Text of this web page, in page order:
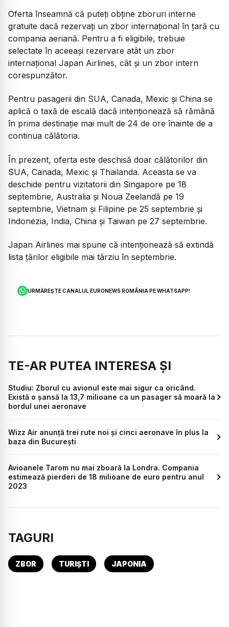
Oferta înseamnă că puteți obține zboruri interne
gratuite dacă rezervați un zbor internațional în țară cu
compania aeriană. Pentru a fi eligibile, trebuie
selectate în aceeași rezervare atât un zbor
internațional Japan Airlines, cât și un zbor intern
corespunzător.
Pentru pasagerii din SUA, Canada, Mexic și China se
aplică o taxă de escală dacă intenționează să rămână
în prima destinație mai mult de 24 de ore înainte de a
continua călătoria.
În prezent, oferta este deschisă doar călătorilor din
SUA, Canada, Mexic și Thailanda. Aceasta se va
deschide pentru vizitatorii din Singapore pe 18
septembrie, Australia și Noua Zeelandă pe 19
septembrie, Vietnam și Filipine pe 25 septembrie și
Indonezia, India, China și Taiwan pe 27 septembrie.
Japan Airlines mai spune că intenționează să extindă
lista țărilor eligibile mai târziu în septembrie.
URMĂREȘTE CANALUL EURONEWS ROMÂNIA PE WHATSAPP!
TE-AR PUTEA INTERESA ȘI
Studiu: Zborul cu avionul este mai sigur ca oricând.
Există o șansă la 13,7 milioane ca un pasager să moară la
bordul unei aeronave
Wizz Air anunță trei rute noi și cinci aeronave în plus la
baza din București
Avioanele Tarom nu mai zboară la Londra. Compania
estimează pierderi de 18 milioane de euro pentru anul
2023
TAGURI
ZBOR TURIȘTI JAPONIA